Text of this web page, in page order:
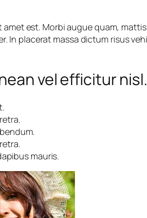
est. Morbi augue quam,
In placerat massa dictum risus
vel efficitur nisl.
mauris.